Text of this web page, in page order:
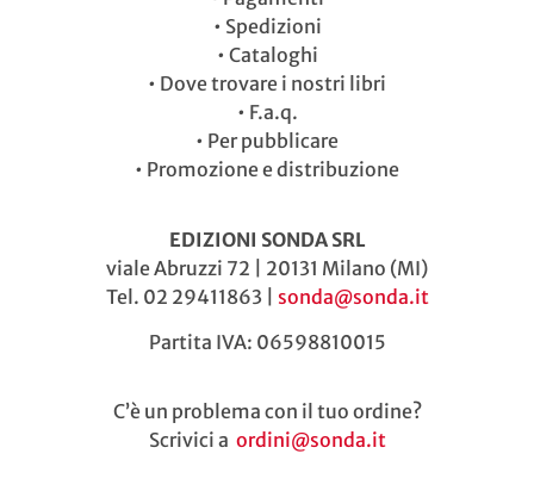
• Spedizioni
• Cataloghi
• Dove trovare i nostri libri
• F.a.q.
• Per pubblicare
• Promozione e distribuzione
EDIZIONI SONDA SRL
viale Abruzzi 72 | 20131 Milano (MI)
Tel. 02 29411863 | sonda@sonda.it
Partita IVA: 06598810015
C’è un problema con il tuo ordine?
Scrivici a ordini@sonda.it